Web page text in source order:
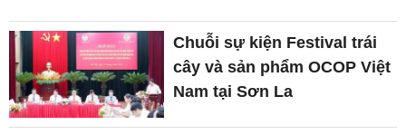
Chuỗi sự kiện Festival trái
cây và sản phẩm OCOP Việt
Nam tại Sơn La